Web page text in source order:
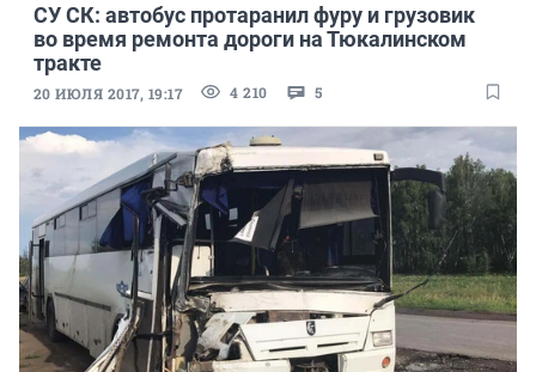
СУ СК: автобус протаранил фуру и грузовик
во время ремонта дороги на Тюкалинском
тракте
20 ИЮЛЯ 2017, 19:17 4 210 5